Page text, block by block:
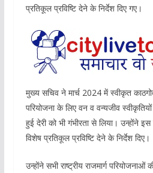
प्रतिकूल प्रविष्टि देने के निर्देश दिए गए।
मुख्य सचिव ने मार्च 2024 में स्वीकृत
परियोजना के लिए वन व वन्यजीव
हुई देरी को भी गंभीरता से लिया। उन्होंने
विशेष प्रतिकूल प्रविष्टि देने के निर्देश दिए।
उन्होंने सभी राष्ट्रीय राजमार्ग परियोजनाओं